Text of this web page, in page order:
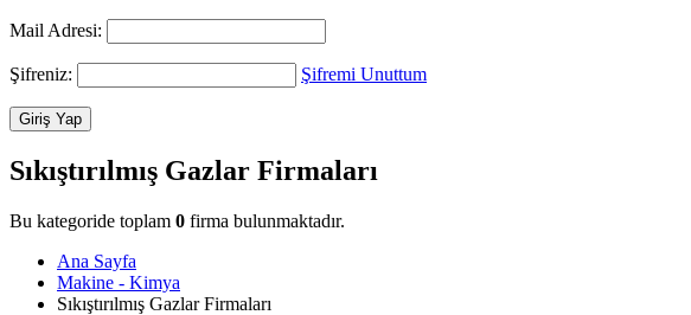
Mail Adresi:
Şifreniz: Şifremi Unuttum
Sıkıştırılmış Gazlar Firmaları
Bu kategoride toplam 0 firma bulunmaktadır.
Ana Sayfa
Makine - Kimya
Sıkıştırılmış Gazlar Firmaları